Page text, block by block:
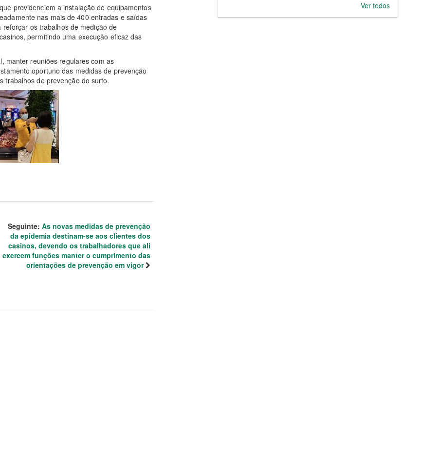
providenciem a instalação de equipamentos
nas mais de 400 entradas e saídas
os trabalhos de medição de
permitindo uma execução eficaz das
manter reuniões regulares com as
oportuno das medidas de prevenção
trabalhos de prevenção do surto.
Seguinte: As novas medidas de prevenção
da epidemia destinam-se aos clientes dos
casinos, devendo os trabalhadores que ali
exercem funções manter o cumprimento das
orientações de prevenção em vigor
Ver todos